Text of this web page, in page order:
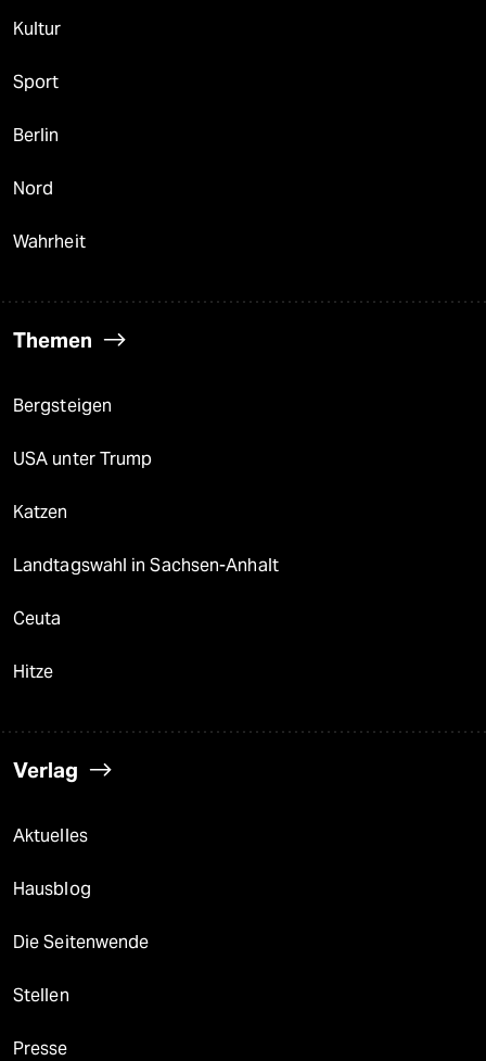
Kultur
Sport
Berlin
Nord
Wahrheit
Themen
Bergsteigen
USA unter Trump
Katzen
Landtagswahl in Sachsen-Anhalt
Ceuta
Hitze
Verlag
Aktuelles
Hausblog
Die Seitenwende
Stellen
Presse